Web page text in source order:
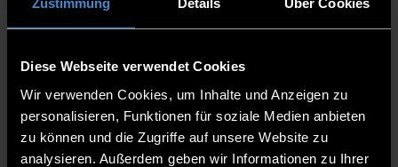
Diese Webseite verwendet Cookies
Wir verwenden Cookies, um Inhalte und Anzeigen zu
personalisieren, Funktionen für soziale Medien anbieten
zu können und die Zugriffe auf unsere Website zu
analysieren. Außerdem geben wir Informationen zu Ihrer